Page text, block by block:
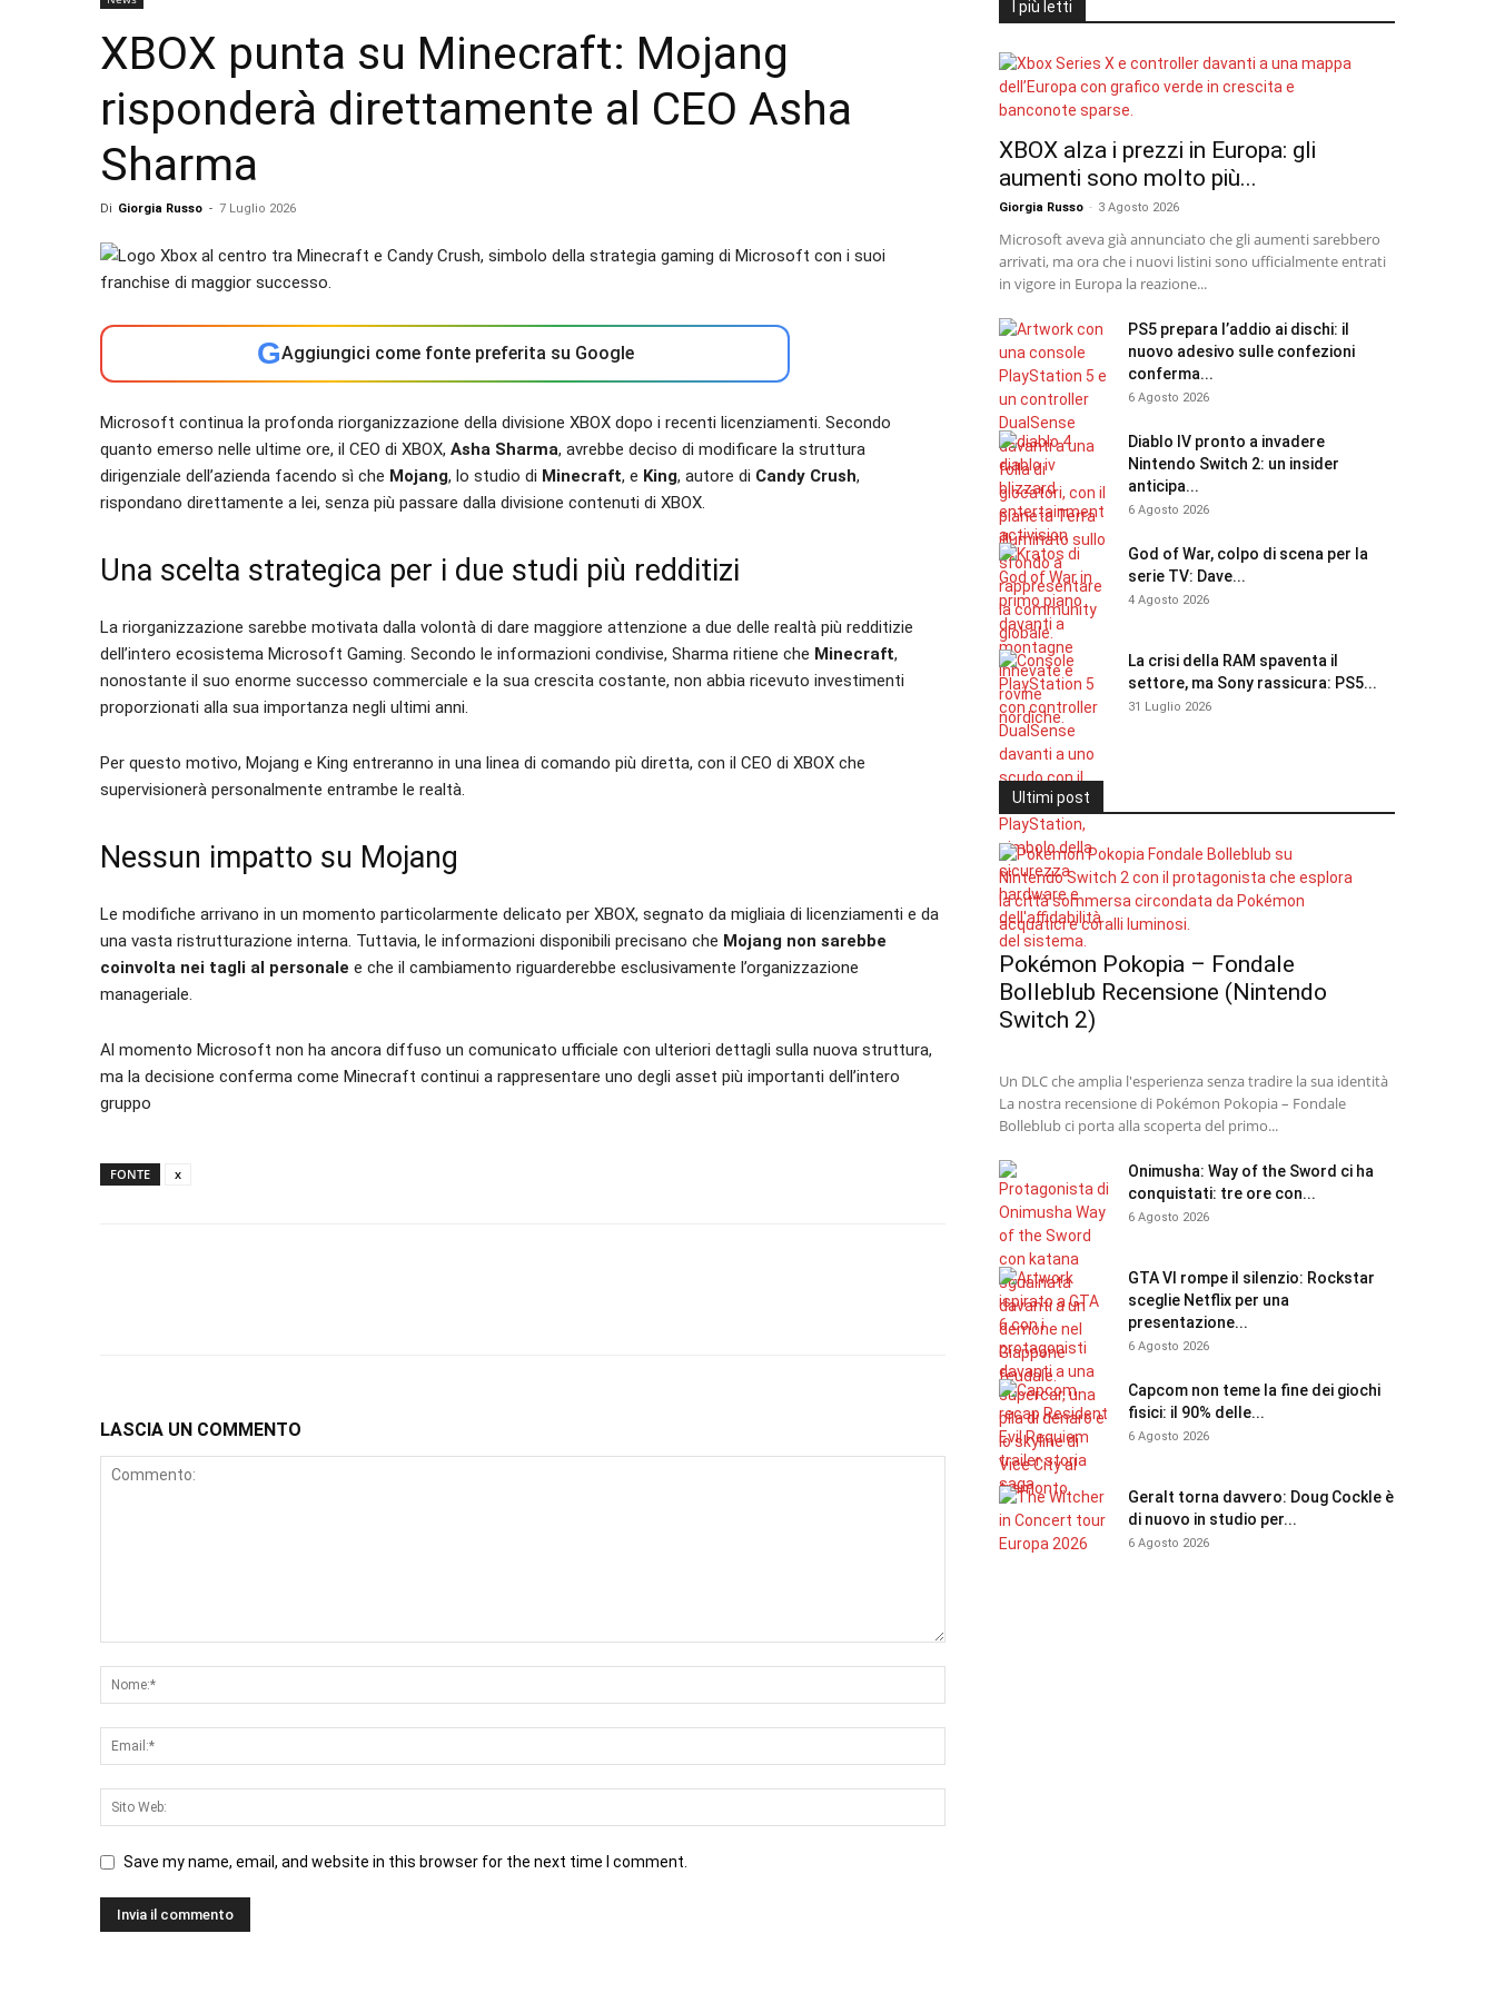
XBOX punta su Minecraft: Mojang
risponderà direttamente al CEO Asha
Sharma
Di Giorgia Russo - 7 Luglio 2026
GAggiungici come fonte preferita su Google
Microsoft continua la profonda riorganizzazione della divisione XBOX dopo i recenti licenziamenti. Secondo
quanto emerso nelle ultime ore, il CEO di XBOX, Asha Sharma, avrebbe deciso di modificare la struttura
dirigenziale dell’azienda facendo sì che Mojang, lo studio di Minecraft, e King, autore di Candy Crush,
rispondano direttamente a lei, senza più passare dalla divisione contenuti di XBOX.
Una scelta strategica per i due studi più redditizi
La riorganizzazione sarebbe motivata dalla volontà di dare maggiore attenzione a due delle realtà più redditizie
dell’intero ecosistema Microsoft Gaming. Secondo le informazioni condivise, Sharma ritiene che Minecraft,
nonostante il suo enorme successo commerciale e la sua crescita costante, non abbia ricevuto investimenti
proporzionati alla sua importanza negli ultimi anni.
Per questo motivo, Mojang e King entreranno in una linea di comando più diretta, con il CEO di XBOX che
supervisionerà personalmente entrambe le realtà.
Nessun impatto su Mojang
Le modifiche arrivano in un momento particolarmente delicato per XBOX, segnato da migliaia di licenziamenti e da
una vasta ristrutturazione interna. Tuttavia, le informazioni disponibili precisano che Mojang non sarebbe
coinvolta nei tagli al personale e che il cambiamento riguarderebbe esclusivamente l’organizzazione
manageriale.
Al momento Microsoft non ha ancora diffuso un comunicato ufficiale con ulteriori dettagli sulla nuova struttura,
ma la decisione conferma come Minecraft continui a rappresentare uno degli asset più importanti dell’intero
gruppo
FONTE x
LASCIA UN COMMENTO
Save my name, email, and website in this browser for the next time I comment.
I più letti
XBOX alza i prezzi in Europa: gli
aumenti sono molto più...
Giorgia Russo - 3 Agosto 2026
Microsoft aveva già annunciato che gli aumenti sarebbero
arrivati, ma ora che i nuovi listini sono ufficialmente entrati
in vigore in Europa la reazione...
PS5 prepara l’addio ai dischi: il
nuovo adesivo sulle confezioni
conferma...
6 Agosto 2026
Diablo IV pronto a invadere
Nintendo Switch 2: un insider
anticipa...
6 Agosto 2026
God of War, colpo di scena per la
serie TV: Dave...
4 Agosto 2026
La crisi della RAM spaventa il
settore, ma Sony rassicura: PS5...
31 Luglio 2026
Ultimi post
Pokémon Pokopia – Fondale
Bolleblub Recensione (Nintendo
Switch 2)
Un DLC che amplia l'esperienza senza tradire la sua identità
La nostra recensione di Pokémon Pokopia – Fondale
Bolleblub ci porta alla scoperta del primo...
Onimusha: Way of the Sword ci ha
conquistati: tre ore con...
6 Agosto 2026
GTA VI rompe il silenzio: Rockstar
sceglie Netflix per una
presentazione...
6 Agosto 2026
Capcom non teme la fine dei giochi
fisici: il 90% delle...
6 Agosto 2026
Geralt torna davvero: Doug Cockle è
di nuovo in studio per...
6 Agosto 2026